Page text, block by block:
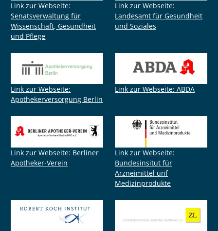
Link zur Webseite:
Senatsverwaltung für
Wissenschaft, Gesundheit
und Pflege
Link zur Webseite:
Landesamt für Gesundheit
und Soziales
Link zur Webseite:
Apothekerversorgung Berlin
Link zur Webseite: ABDA
Link zur Webseite: Berliner
Apotheker-Verein
Link zur Webseite:
Bundesinsitut für
Arzneimittel unf
Medizinprodukte